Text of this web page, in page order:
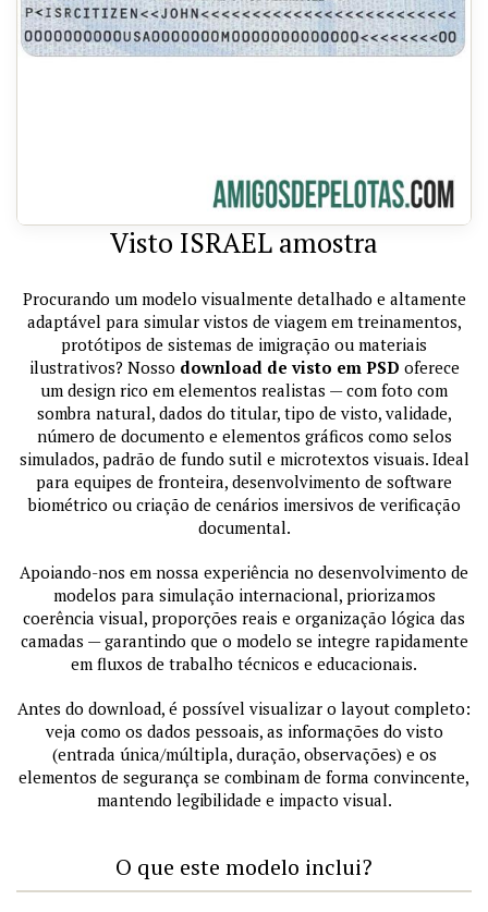
Visto ISRAEL amostra
Procurando um modelo visualmente detalhado e altamente
adaptável para simular vistos de viagem em treinamentos,
protótipos de sistemas de imigração ou materiais
ilustrativos? Nosso download de visto em PSD oferece
um design rico em elementos realistas — com foto com
sombra natural, dados do titular, tipo de visto, validade,
número de documento e elementos gráficos como selos
simulados, padrão de fundo sutil e microtextos visuais. Ideal
para equipes de fronteira, desenvolvimento de software
biométrico ou criação de cenários imersivos de verificação
documental.
Apoiando-nos em nossa experiência no desenvolvimento de
modelos para simulação internacional, priorizamos
coerência visual, proporções reais e organização lógica das
camadas — garantindo que o modelo se integre rapidamente
em fluxos de trabalho técnicos e educacionais.
Antes do download, é possível visualizar o layout completo:
veja como os dados pessoais, as informações do visto
(entrada única/múltipla, duração, observações) e os
elementos de segurança se combinam de forma convincente,
mantendo legibilidade e impacto visual.
O que este modelo inclui?